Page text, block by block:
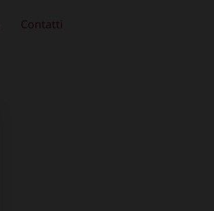
Contatti